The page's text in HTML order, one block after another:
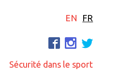
EN FR
F I T
Sécurité dans le sport